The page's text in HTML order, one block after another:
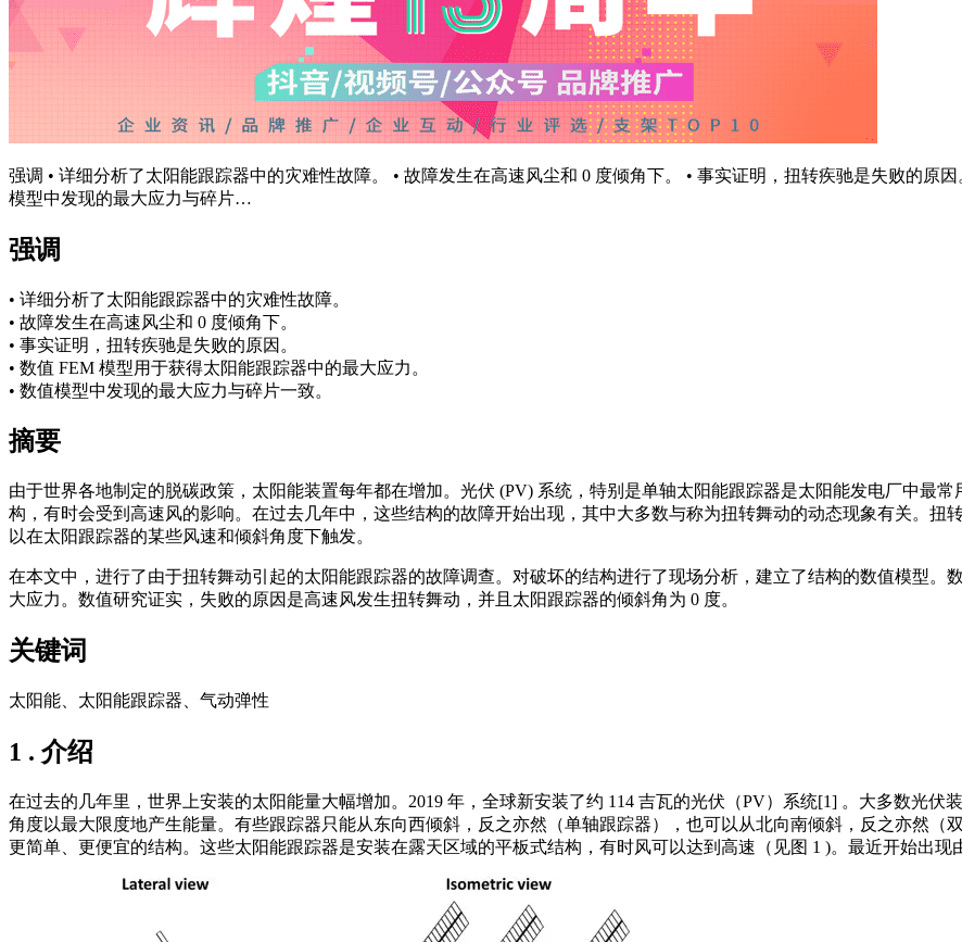
强调 • 详细分析了太阳能跟踪器中的灾难性故障。 • 故障发生在高速风尘和 0 度倾角下。 • 事实证明，扭转疾驰是失败的原
模型中发现的最大应力与碎片…
强调
• 详细分析了太阳能跟踪器中的灾难性故障。
• 故障发生在高速风尘和 0 度倾角下。
• 事实证明，扭转疾驰是失败的原因。
• 数值 FEM 模型用于获得太阳能跟踪器中的最大应力。
• 数值模型中发现的最大应力与碎片一致。
摘要
由于世界各地制定的脱碳政策，太阳能装置每年都在增加。光伏 (PV) 系统，特别是单轴太阳能跟踪器是太阳能发电厂中最
构，有时会受到高速风的影响。在过去几年中，这些结构的故障开始出现，其中大多数与称为扭转舞动的动态现象有关。扭
以在太阳跟踪器的某些风速和倾斜角度下触发。
在本文中，进行了由于扭转舞动引起的太阳能跟踪器的故障调查。对破坏的结构进行了现场分析，建立了结构的数值模型。
大应力。数值研究证实，失败的原因是高速风发生扭转舞动，并且太阳跟踪器的倾斜角为 0 度。
关键词
太阳能、太阳能跟踪器、气动弹性
1 . 介绍
在过去的几年里，世界上安装的太阳能量大幅增加。2019 年，全球新安装了约 114 吉瓦的光伏（PV）系统[1] 。大多数光
角度以最大限度地产生能量。有些跟踪器只能从东向西倾斜，反之亦然（单轴跟踪器），也可以从北向南倾斜，反之亦然（
更简单、更便宜的结构。这些太阳能跟踪器是安装在露天区域的平板式结构，有时风可以达到高速（见图 1 )。最近开始出现